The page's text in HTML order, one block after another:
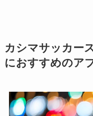
カシマサッカー
におすすめのア